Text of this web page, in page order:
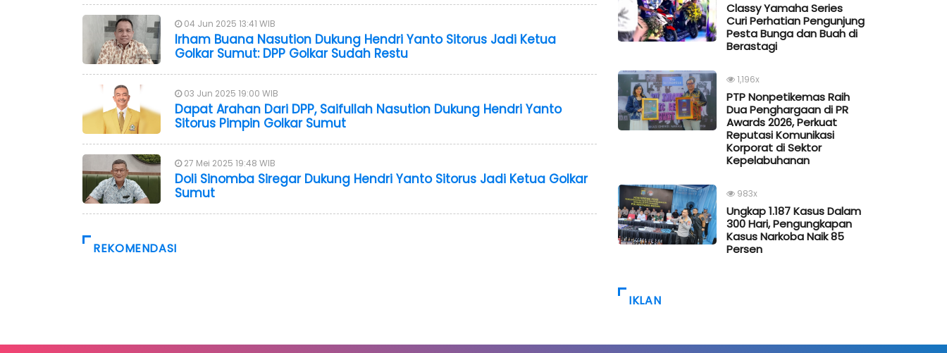
04 Jun 2025 13:41 WIB
Irham Buana Nasution Dukung Hendri Yanto Sitorus Jadi Ketua
Golkar Sumut: DPP Golkar Sudah Restu
03 Jun 2025 19:00 WIB
Dapat Arahan Dari DPP, Saifullah Nasution Dukung Hendri Yanto
Sitorus Pimpin Golkar Sumut
27 Mei 2025 19:48 WIB
Doli Sinomba Siregar Dukung Hendri Yanto Sitorus Jadi Ketua Golkar
Sumut
REKOMENDASI
Classy Yamaha Series
Curi Perhatian Pengunjung
Pesta Bunga dan Buah di
Berastagi
1,196x
PTP Nonpetikemas Raih
Dua Penghargaan di PR
Awards 2026, Perkuat
Reputasi Komunikasi
Korporat di Sektor
Kepelabuhanan
983x
Ungkap 1.187 Kasus Dalam
300 Hari, Pengungkapan
Kasus Narkoba Naik 85
Persen
IKLAN